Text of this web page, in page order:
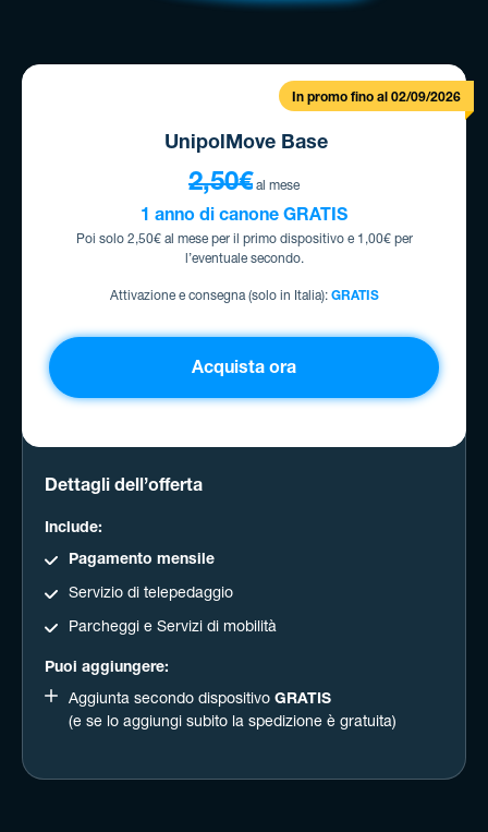
In promo fino al 02/09/2026
UnipolMove Base
2,50€ al mese
1 anno di canone GRATIS
Poi solo 2,50€ al mese per il primo dispositivo e 1,00€ per
l’eventuale secondo.
Attivazione e consegna (solo in Italia): GRATIS
Acquista ora
Dettagli dell’offerta
Include:
Pagamento mensile
Servizio di telepedaggio
Parcheggi e Servizi di mobilità
Puoi aggiungere:
Aggiunta secondo dispositivo GRATIS
(e se lo aggiungi subito la spedizione è gratuita)